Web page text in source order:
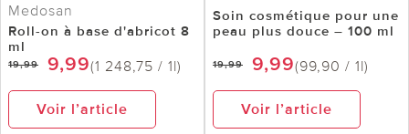
Medosan
Roll-on à base d'abricot 8
ml
19,99 9,99(1 248,75 / 1l)
Voir l’article
Soin cosmétique pour une
peau plus douce – 100 ml
19,99 9,99(99,90 / 1l)
Voir l’article